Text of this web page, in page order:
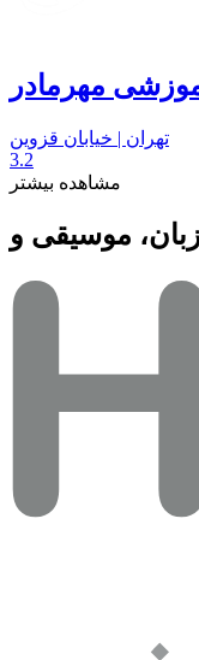
مهرمادر
تهران | خیابان قزوین
3.2
مشاهده بیشتر